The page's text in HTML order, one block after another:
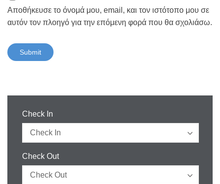
Αποθήκευσε το όνομά μου, email, και τον ιστότοπο μου σε
αυτόν τον πλοηγό για την επόμενη φορά που θα σχολιάσω.
Check In
Check Out